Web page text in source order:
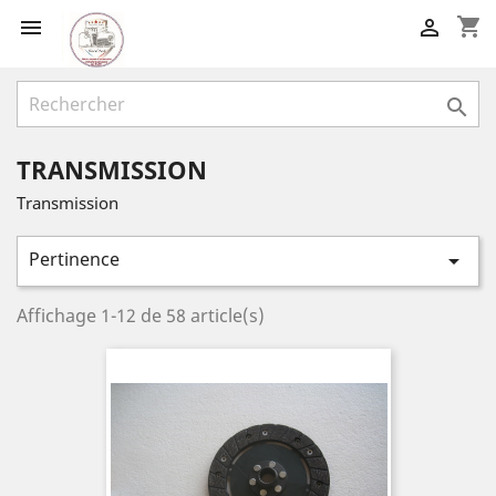
 shopping_cart


TRANSMISSION
Transmission
Pertinence 
Affichage 1-12 de 58 article(s)